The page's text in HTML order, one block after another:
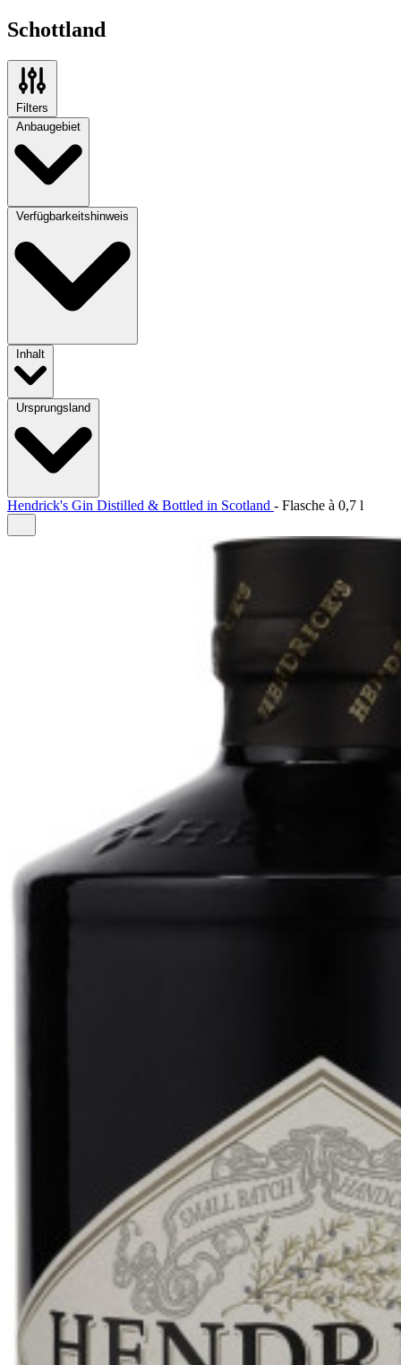
Schottland
Filters
Anbaugebiet
Verfügbarkeitshinweis
Inhalt
Ursprungsland
Hendrick's Gin Distilled & Bottled in Scotland - Flasche à 0,7 l